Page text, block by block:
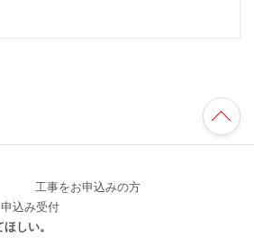
TO
P
へ
工事をお申込みの方
申込み受付
しい。